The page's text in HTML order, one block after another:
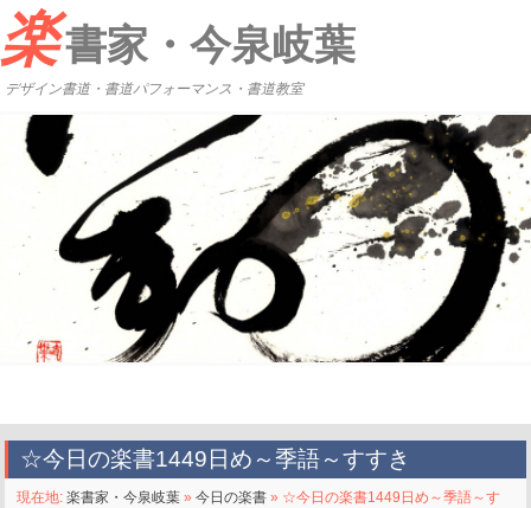
楽書家・今泉岐葉
デザイン書道・書道パフォーマンス・書道教室
☆今日の楽書1449日め～季語～すすき
現在地:楽書家・今泉岐葉 »今日の楽書 » ☆今日の楽書1449日め～季語～す